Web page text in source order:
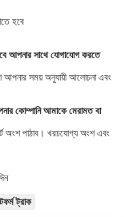
হবে
আপনার সাথে যোগাযোগ করতে
আপনার সময় অনুযায়ী আলোচনা এবং
কোম্পানি আমাকে মেরামত বা
অংশ পাঠাব। খরচযোগ্য অংশ এবং
ট্রাক